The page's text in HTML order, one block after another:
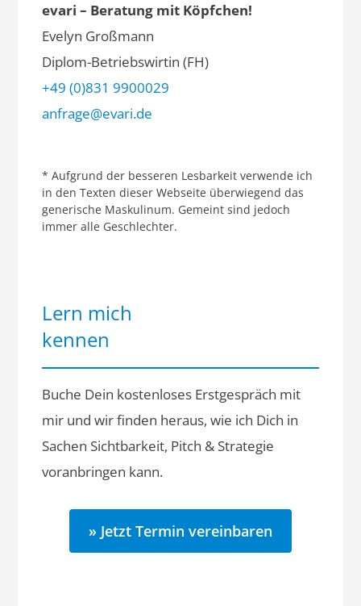
evari – Beratung mit Köpfchen!
Evelyn Großmann
Diplom-Betriebswirtin (FH)
+49 (0)831 9900029
anfrage@evari.de
* Aufgrund der besseren Lesbarkeit verwende ich
in den Texten dieser Webseite überwiegend das
generische Maskulinum. Gemeint sind jedoch
immer alle Geschlechter.
Lern mich
kennen
Buche Dein kostenloses Erstgespräch mit
mir und wir finden heraus, wie ich Dich in
Sachen Sichtbarkeit, Pitch & Strategie
voranbringen kann.
» Jetzt Termin vereinbaren